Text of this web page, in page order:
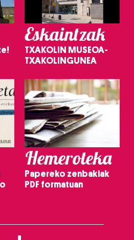
Eskaintzak
TXAKOLIN MUSEOA-
TXAKOLINGUNEA
Hemeroteka
Papereko zenbakiak
PDF formatuan